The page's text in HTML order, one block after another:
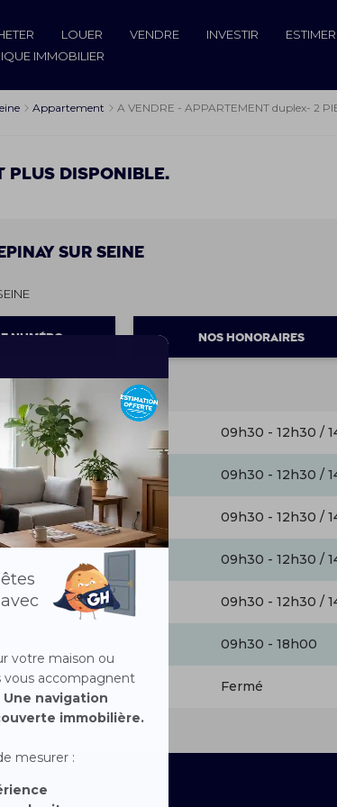
LOUER VENDRE INVESTIR ESTIMER
IMMOBILIER
Appartement A VENDRE - APPARTEMENT duplex- 2
plus disponible.
EPINAY SUR SEINE
NUMÉRO NOS HONORAIRES
09h30 - 12h30 /
09h30 - 12h30 /
09h30 - 12h30 /
09h30 - 12h30 /
09h30 - 12h30 /
09h30 - 18h00
Fermé